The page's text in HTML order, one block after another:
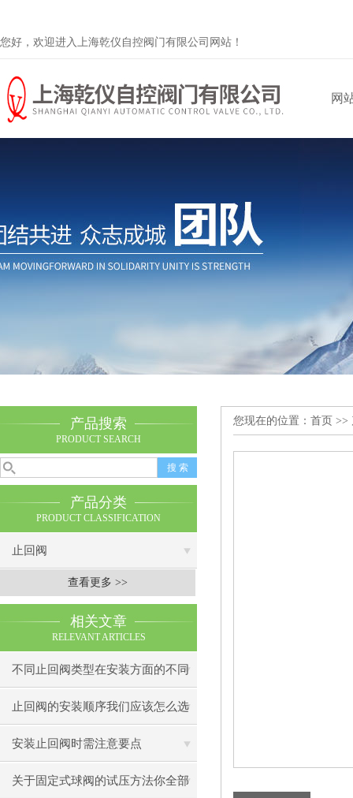
您好，欢迎进入上海乾仪自控阀门有限公司网站！
网
产品搜索
PRODUCT SEARCH
产品分类
PRODUCT CLASSIFICATION
止回阀
查看更多 >>
相关文章
RELEVANT ARTICLES
不同止回阀类型在安装方面的不同
之处
止回阀的安装顺序我们应该怎么选
择呢？
安装止回阀时需注意要点
关于固定式球阀的试压方法你全部
您现在的位置： 首页 >>